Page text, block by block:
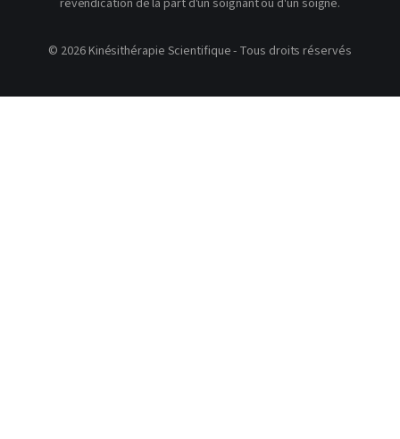
revendication de la part d'un soignant ou d'un soigné.
© 2026 Kinésithérapie Scientifique - Tous droits réservés